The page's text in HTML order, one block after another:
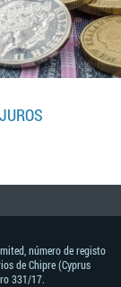
número de registo
de Chipre (Cyprus
331/17.